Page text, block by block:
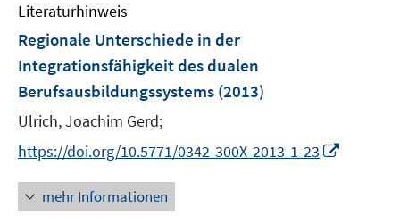
s
t
e
ö
f
n
e
m
F
e
n
s
t
e
r
ö
Literaturhinweis
Regionale Unterschiede in der
Integrationsfähigkeit des dualen
Berufsausbildungssystems (2013)
Ulrich, Joachim Gerd;
https://doi.org/10.5771/0342-300X-2013-1-23
mehr Informationen